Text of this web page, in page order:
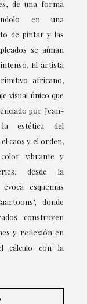
de una forma
en una
de pintar y las
se aúnan
El artista
africano,
visual único que
por Jean-
estética del
caos y el orden,
color vibrante y
desde la
esquemas
donde
construyen
y reflexión en
cálculo con la